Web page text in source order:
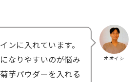
オオイシ
ンに入れています。
なりやすいのが悩み
芋パウダーを入れる